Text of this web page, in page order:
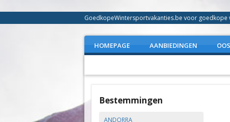
GoedkopeWintersportvakanties.be voor
HOMEPAGE AANBIEDINGEN
Bestemmingen
ANDORRA